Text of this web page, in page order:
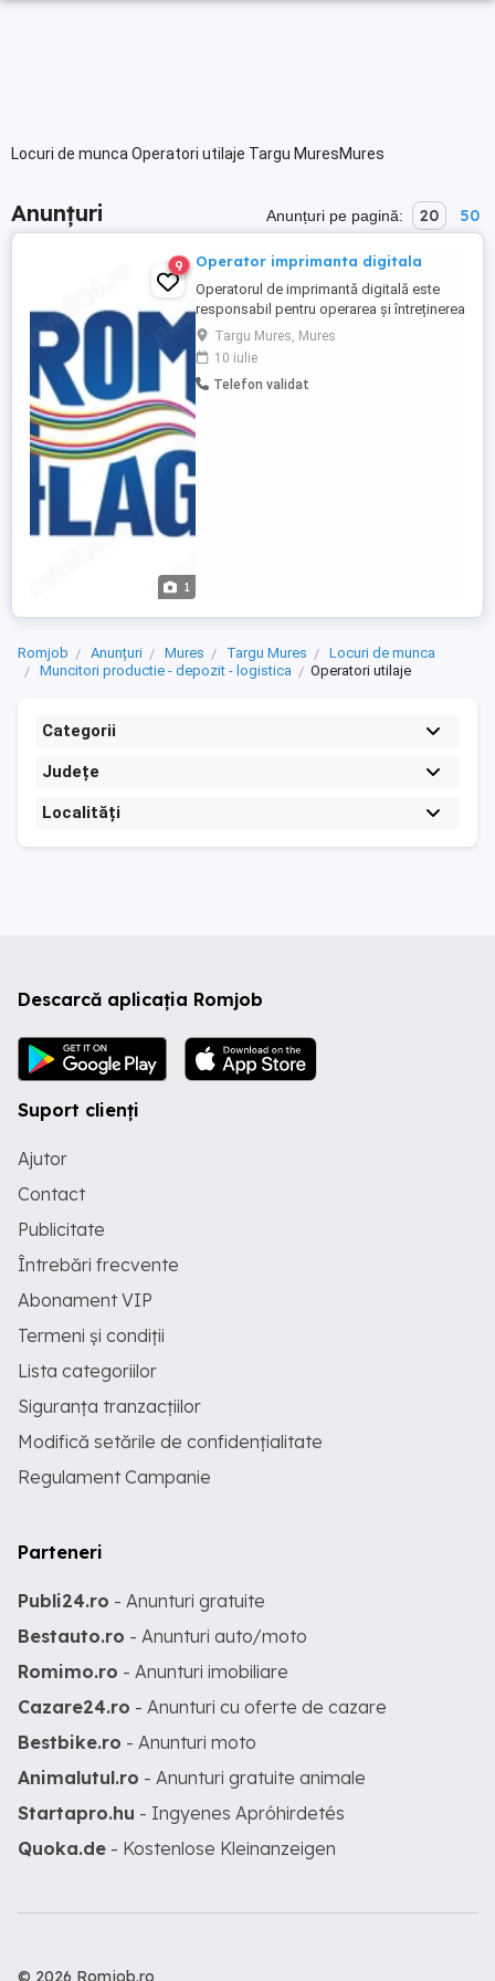
Locuri de munca Operatori utilaje Targu MuresMures
Anunțuri Anunțuri pe pagină: 20 50
1
9 Operator imprimanta digitala
Operatorul de imprimantă digitală este
responsabil pentru operarea și întreținerea
mașinilor cu imprimare digitală pentru a
produce materiale tipărite de înaltă
calitate, necesitând cunoștințe tehnice și
atenție la detalii. Responsabilități cheie:
Targu Mures, Mures
10 iulie
Telefon validat
Romjob Anunțuri Mures Targu Mures
Locuri de munca
Muncitori productie - depozit - logistica
Operatori utilaje
Categorii
Județe
Localități
Descarcă aplicația Romjob
Suport clienți
Ajutor
Contact
Publicitate
Întrebări frecvente
Abonament VIP
Termeni și condiții
Lista categoriilor
Siguranța tranzacțiilor
Modifică setările de confidențialitate
Regulament Campanie
Parteneri
Publi24.ro - Anunturi gratuite
Bestauto.ro - Anunturi auto/moto
Romimo.ro - Anunturi imobiliare
Cazare24.ro - Anunturi cu oferte de cazare
Bestbike.ro - Anunturi moto
Animalutul.ro - Anunturi gratuite animale
Startapro.hu - Ingyenes Apróhirdetés
Quoka.de - Kostenlose Kleinanzeigen
© 2026 Romjob.ro